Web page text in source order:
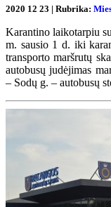
2020 12 23 | Rubrika:
Karantino laikotarpiu
m. sausio 1 d. iki
transporto maršrutų
autobusų judėjimas
– Sodų g. – autobusų